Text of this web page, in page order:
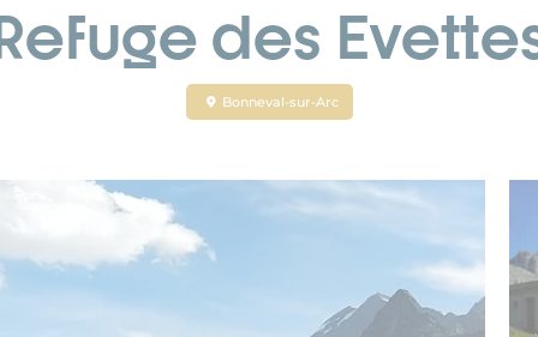
des
Bonneval-sur-Arc